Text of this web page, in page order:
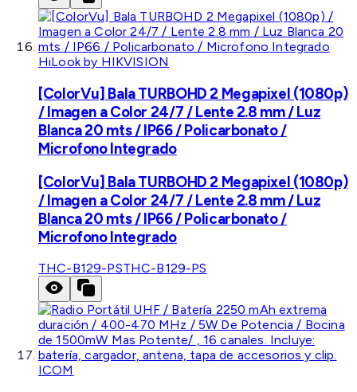
HiLook by HIKVISION
[ColorVu] Bala TURBOHD 2 Megapixel (1080p)
/ Imagen a Color 24/7 / Lente 2.8 mm / Luz
Blanca 20 mts / IP66 / Policarbonato /
Microfono Integrado
[ColorVu] Bala TURBOHD 2 Megapixel (1080p)
/ Imagen a Color 24/7 / Lente 2.8 mm / Luz
Blanca 20 mts / IP66 / Policarbonato /
Microfono Integrado
THC-B129-PSTHC-B129-PS
ICOM